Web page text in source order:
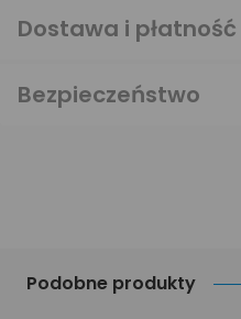
Podobne produkty
Dostawa i płatność
Bezpieczeństwo